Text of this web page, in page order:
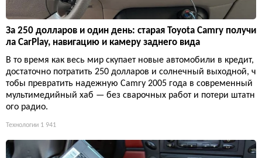
За 250 долларов и один день: старая Toyota Camry получи
ла CarPlay, навигацию и камеру заднего вида
В то время как весь мир скупает новые автомобили в кредит,
достаточно потратить 250 долларов и солнечный выходной, ч
тобы превратить надежную Camry 2005 года в современный
мультимедийный хаб — без сварочных работ и потери штатн
ого радио.
Технологии 1 941